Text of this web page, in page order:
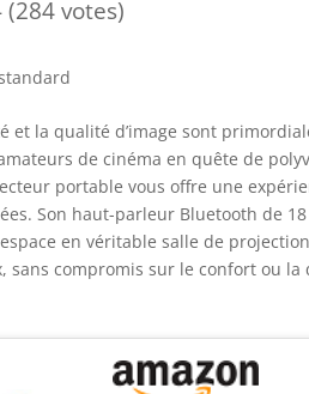
(284 votes)
et la qualité d’image sont
de cinéma en quête de
portable vous offre une
Son haut-parleur Bluetooth de
en véritable salle de
sans compromis sur le confort ou la